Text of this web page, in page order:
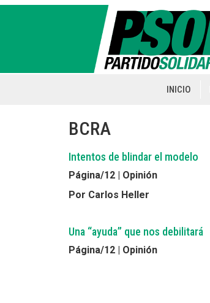
Pasar
INICIO
BCRA
Intentos de blindar el modelo
Página/12 | Opinión
Por Carlos Heller
Una “ayuda” que nos debilitará
Página/12 | Opinión